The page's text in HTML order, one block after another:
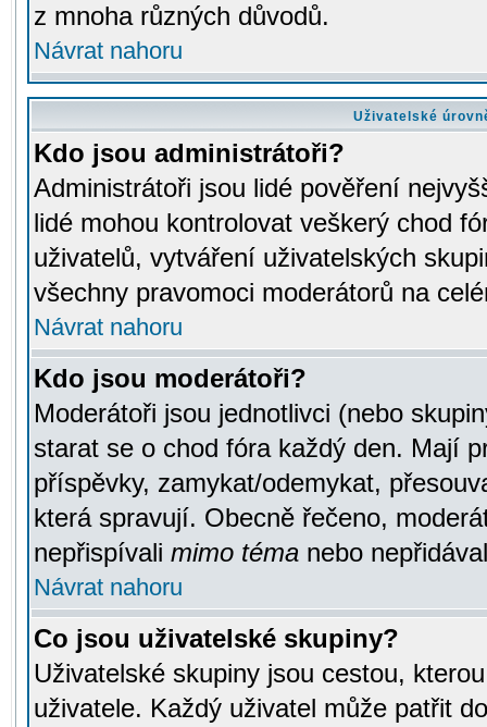
z mnoha různých důvodů.
Návrat nahoru
Uživatelské
Kdo jsou administrátoři?
Administrátoři jsou lidé pověření
lidé mohou kontrolovat veškerý chod
uživatelů, vytváření uživatelských
všechny pravomoci moderátorů na
Návrat nahoru
Kdo jsou moderátoři?
Moderátoři jsou jednotlivci (nebo
starat se o chod fóra každý den. Mají
příspěvky, zamykat/odemykat,
která spravují. Obecně řečeno,
nepřispívali mimo téma nebo
Návrat nahoru
Co jsou uživatelské skupiny?
Uživatelské skupiny jsou cestou,
uživatele. Každý uživatel může patřit